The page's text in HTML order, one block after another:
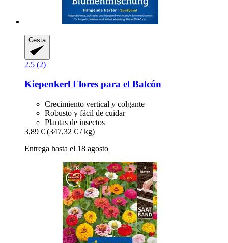
Cesta
2.5 (2)
Kiepenkerl Flores para el Balcón
Crecimiento vertical y colgante
Robusto y fácil de cuidar
Plantas de insectos
3,89 € (347,32 € / kg)
Entrega hasta el 18 agosto